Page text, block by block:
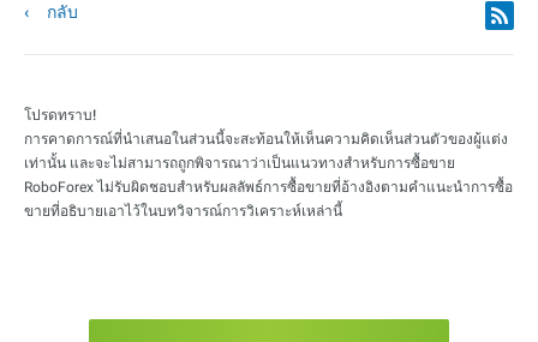
กลับ
โปรดทราบ!
การคาดการณ์ที่นำเสนอในส่วนนี้จะสะท้อนให้เห็นความคิดเห็นส่วนตัวของผู้แต่ง
เท่านั้น และจะไม่สามารถถูกพิจารณาว่าเป็นแนวทางสำหรับการซื้อขาย
RoboForex ไม่รับผิดชอบสำหรับผลลัพธ์การซื้อขายที่อ้างอิงตามคำแนะนำการซื้อ
ขายที่อธิบายเอาไว้ในบทวิจารณ์การวิเคราะห์เหล่านี้